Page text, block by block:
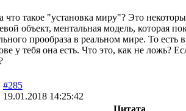
что такое "установка миру"? Это
объект, ментальная модель, которая
прообраза в реальном мире. То есть
у тебя она есть. Что это, как не ложь?
#285
19.01.2018 14:25:42